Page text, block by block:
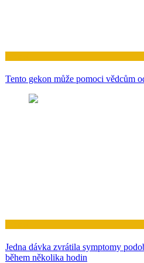
Tento gekon může pomoci vědcům
Jedna dávka zvrátila symptomy
během několika hodin